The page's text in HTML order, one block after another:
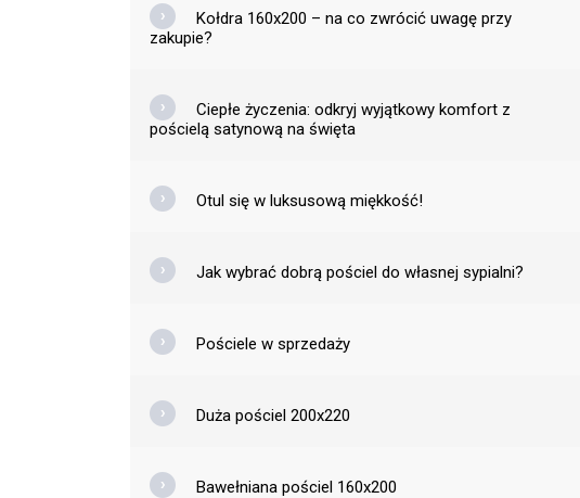
Kołdra 160x200 – na co zwrócić uwagę przy
zakupie?
Ciepłe życzenia: odkryj wyjątkowy komfort z
pościelą satynową na święta
Otul się w luksusową miękkość!
Jak wybrać dobrą pościel do własnej sypialni?
Pościele w sprzedaży
Duża pościel 200x220
Bawełniana pościel 160x200